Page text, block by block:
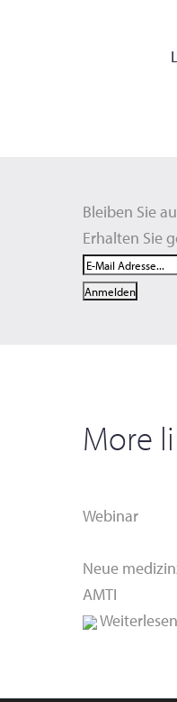
Bleiben Sie
Erhalten Sie
*
indicates
Email
Address
More
Webinar
Neue
AMTI
Weiterlesen